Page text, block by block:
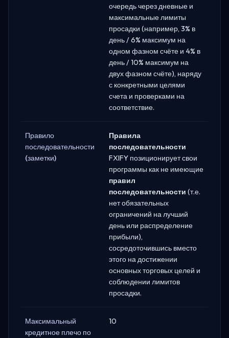
очередь через дневные и
максимальные лимиты
просадки (например, 3% в
день / 6% максимум на
одном фазном счёте и 4% в
день / 10% максимум на
двух фазном счёте), наряду
с конкретными целями
счета и проверками на
соответствие.
Правило
последовательности
(заметки)
Правила
последовательности
FXIFY позиционирует свои
программы как не имеющие
правил
последовательности (т.е.
нет обязательных
ограничений на лучший
день или распределение
прибыли),
сосредоточившись вместо
этого на достижении
основных торговых целей и
соблюдении лимитов
просадки.
Максимальный
кредитное плечо по
10